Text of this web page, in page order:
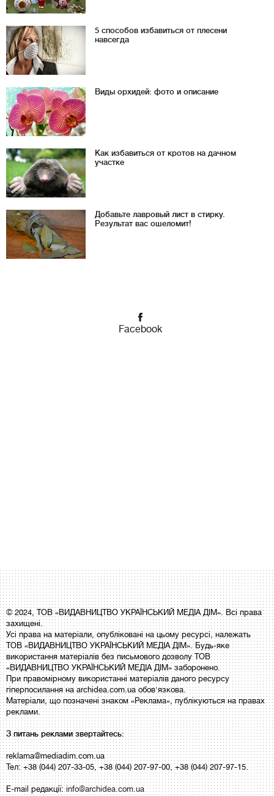
5 способов избавиться от плесени
навсегда
Виды орхидей: фото и описание
Как избавиться от кротов на дачном
участке
Добавьте лавровый лист в стирку.
Результат вас ошеломит!
Facebook
© 2024, ТОВ «ВИДАВНИЦТВО УКРАЇНСЬКИЙ МЕДІА ДІМ». Всі права
захищені.
Усі права на матеріали, опубліковані на цьому ресурсі, належать
ТОВ «ВИДАВНИЦТВО УКРАЇНСЬКИЙ МЕДІА ДІМ». Будь-яке
використання матеріалів без письмового дозволу ТОВ
«ВИДАВНИЦТВО УКРАЇНСЬКИЙ МЕДІА ДІМ» заборонено.
При правомірному використанні матеріалів даного ресурсу
гіперпосилання на archidea.com.ua обов'язкова.
Матеріали, що позначені знаком «Реклама», публікуються на правах
реклами.
З питань реклами звертайтесь:
reklama@mediadim.com.ua
Тел: +38 (044) 207-33-05, +38 (044) 207-97-00, +38 (044) 207-97-15.
E-mail редакції:info@archidea.com.ua